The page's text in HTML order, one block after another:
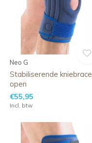
Neo G
Stabiliserende kniebrace
open
€55,95
Incl. btw